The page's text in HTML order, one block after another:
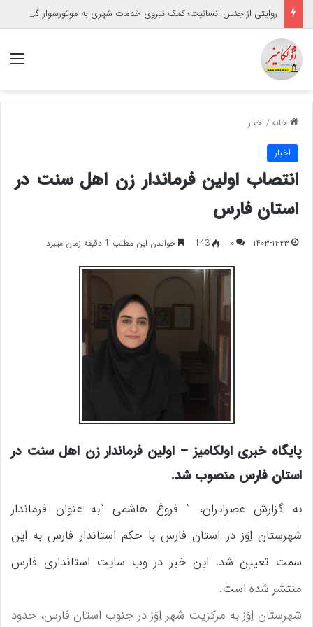
روایتی از جنس انسانیت؛ کمک نیروی خدمات شهری به موتورسوار گرفتار
خانه/اخبار
اخبار
انتصاب اولین فرماندار زن اهل سنت در
استان فارس
۱۴۰۳-۱۱-۲۳ ۰ 143 خواندن این مطلب 1 دقیقه زمان میبرد
پایگاه خبری اولکامیز – اولین فرماندار زن اهل سنت در
استان فارس منصوب شد.
به گزارش عصرایران، ” فروغ هاشمی “به‌ عنوان فرماندار
شهرستان اِوَز در استان فارس با حکم استاندار فارس به این
سمت تعیین شد. این خبر در وب سایت استانداری فارس
منتشر شده است.
شهرستان اِوَز به مرکزیت شهر اِوَز در جنوب استان فارس، حدود